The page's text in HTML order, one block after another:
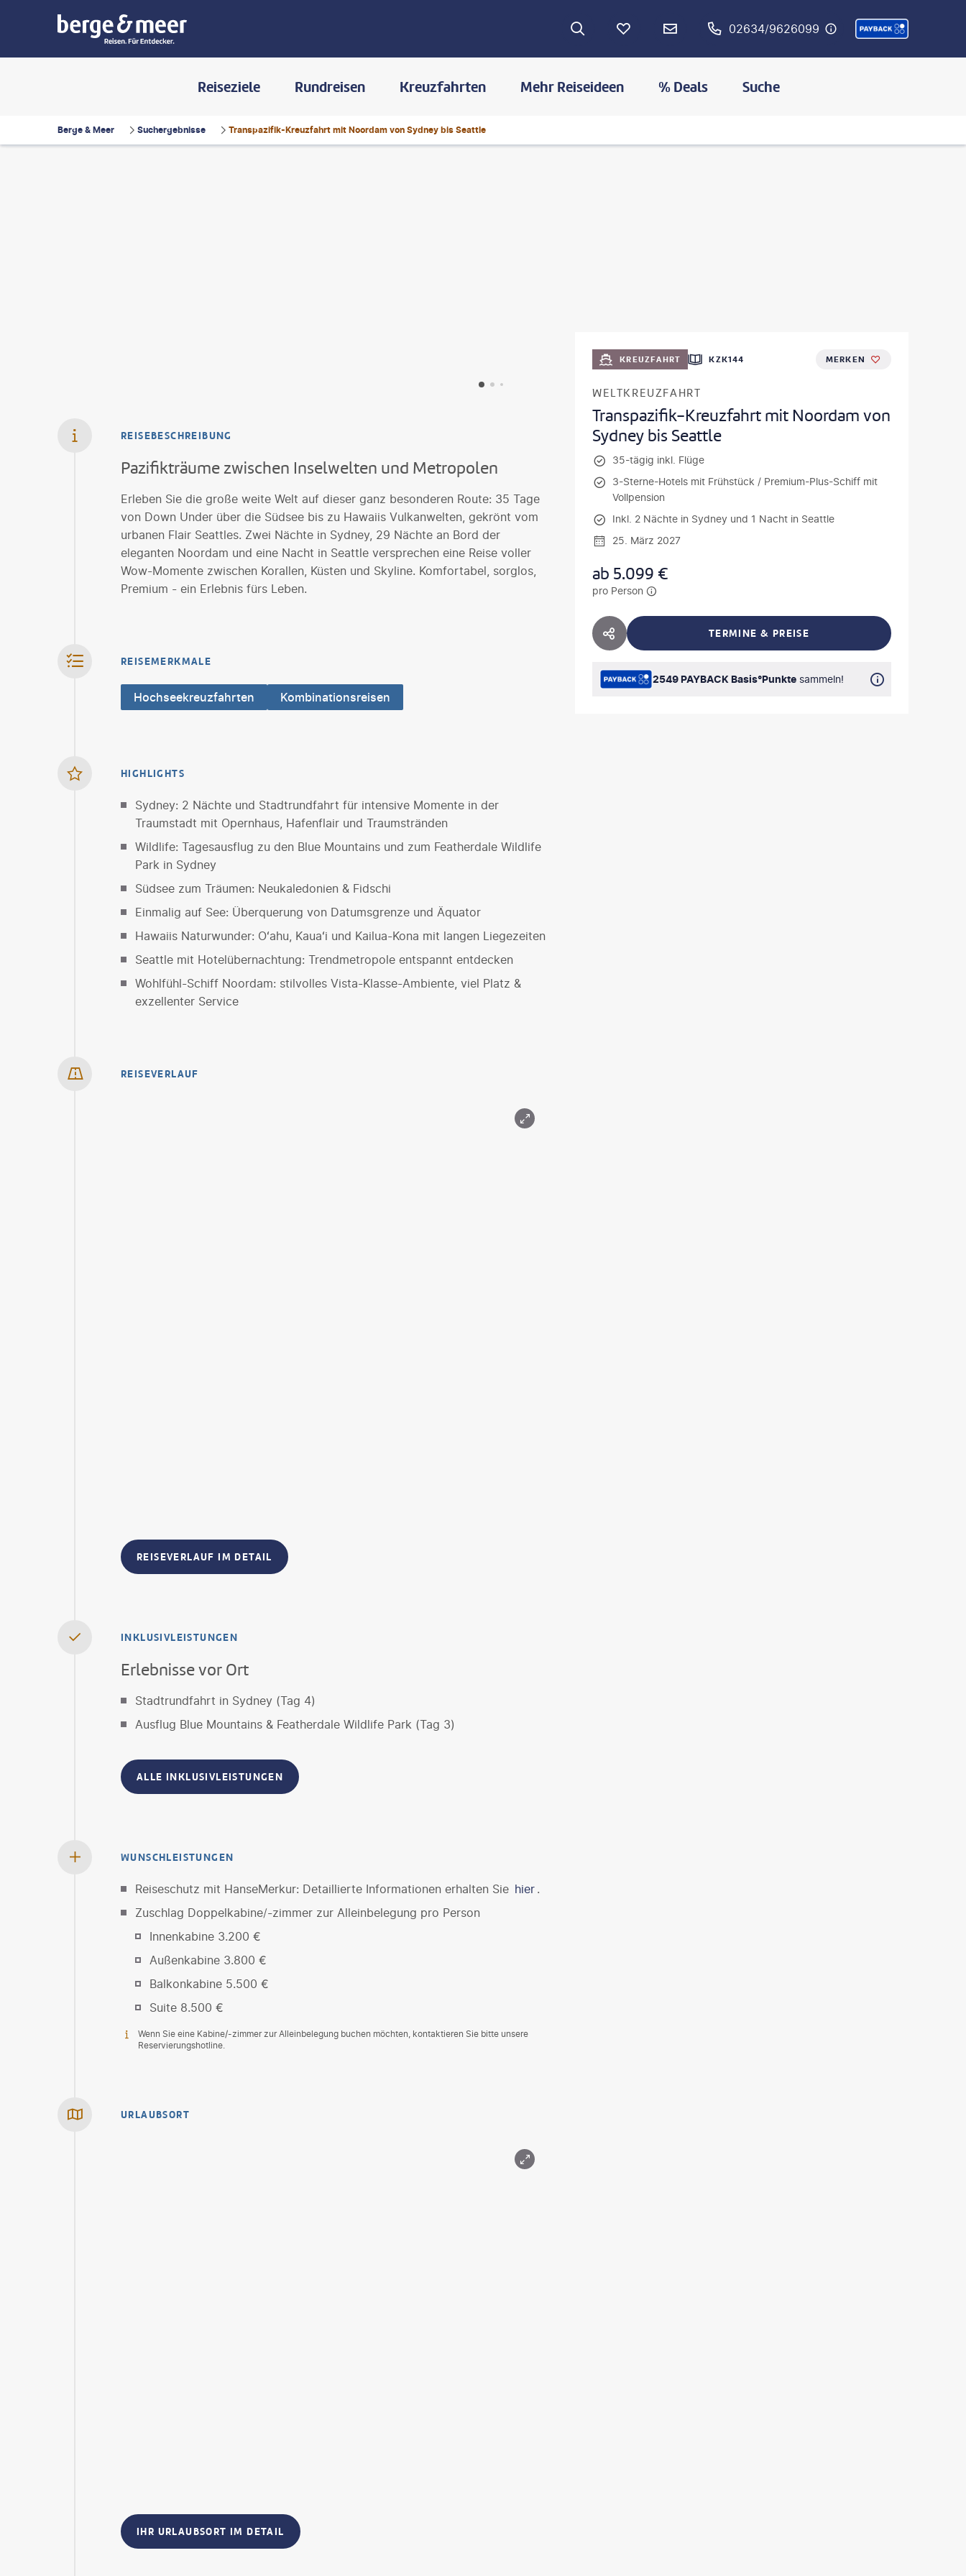
02634/9626099
Reiseziele Rundreisen Kreuzfahrten Mehr Reiseideen % Deals Suche
Berge & Meer Suchergebnisse Transpazifik-Kreuzfahrt mit Noordam von Sydney bis Seattle
KREUZFAHRT KZK144 MERKEN
WELTKREUZFAHRT
Transpazifik-Kreuzfahrt mit Noordam von
Sydney bis Seattle
35-tägig inkl. Flüge
3-Sterne-Hotels mit Frühstück / Premium-Plus-Schiff mit
Vollpension
Inkl. 2 Nächte in Sydney und 1 Nacht in Seattle
25. März 2027
ab 5.099 €
pro Person
HOTEL TEILEN TERMINE & PREISE
2549 PAYBACK Basis°Punkte sammeln!
REISEBESCHREIBUNG
Pazifikträume zwischen Inselwelten und Metropolen
Erleben Sie die große weite Welt auf dieser ganz besonderen Route: 35 Tage
von Down Under über die Südsee bis zu Hawaiis Vulkanwelten, gekrönt vom
urbanen Flair Seattles. Zwei Nächte in Sydney, 29 Nächte an Bord der
eleganten Noordam und eine Nacht in Seattle versprechen eine Reise voller
Wow-Momente zwischen Korallen, Küsten und Skyline. Komfortabel, sorglos,
Premium - ein Erlebnis fürs Leben.
REISEMERKMALE
Hochseekreuzfahrten Kombinationsreisen
HIGHLIGHTS
Sydney: 2 Nächte und Stadtrundfahrt für intensive Momente in der
Traumstadt mit Opernhaus, Hafenflair und Traumstränden
Wildlife: Tagesausflug zu den Blue Mountains und zum Featherdale Wildlife
Park in Sydney
Südsee zum Träumen: Neukaledonien & Fidschi
Einmalig auf See: Überquerung von Datumsgrenze und Äquator
Hawaiis Naturwunder: Oʻahu, Kauaʻi und Kailua-Kona mit langen Liegezeiten
Seattle mit Hotelübernachtung: Trendmetropole entspannt entdecken
Wohlfühl-Schiff Noordam: stilvolles Vista-Klasse-Ambiente, viel Platz &
exzellenter Service
REISEVERLAUF
REISEVERLAUF IM DETAIL
INKLUSIVLEISTUNGEN
Erlebnisse vor Ort
Stadtrundfahrt in Sydney (Tag 4)
Ausflug Blue Mountains & Featherdale Wildlife Park (Tag 3)
ALLE INKLUSIVLEISTUNGEN
WUNSCHLEISTUNGEN
Reiseschutz mit HanseMerkur: Detaillierte Informationen erhalten Sie hier .
Zuschlag Doppelkabine/-zimmer zur Alleinbelegung pro Person
Innenkabine 3.200 €
Außenkabine 3.800 €
Balkonkabine 5.500 €
Suite 8.500 €
Wenn Sie eine Kabine/-zimmer zur Alleinbelegung buchen möchten, kontaktieren Sie bitte unsere
Reservierungshotline.
URLAUBSORT
IHR URLAUBSORT IM DETAIL